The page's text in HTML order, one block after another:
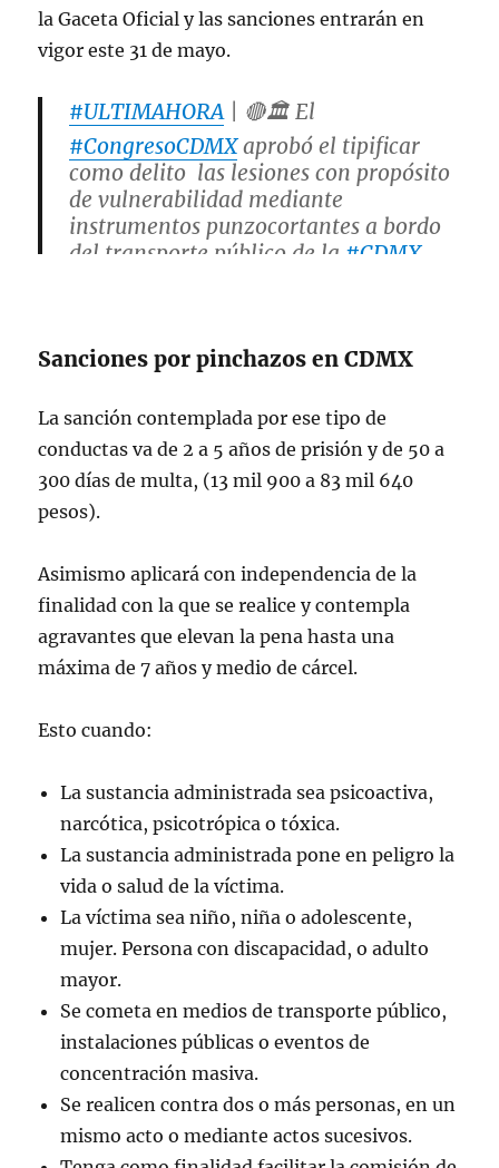
la Gaceta Oficial y las sanciones entrarán en
vigor este 31 de mayo.
#ULTIMAHORA| 🔴🏛️ El
#CongresoCDMXaprobó el tipificar
como delito las lesiones con propósito
de vulnerabilidad mediante
instrumentos punzocortantes a bordo
del transporte público de la #CDMX.
(@Congreso_CdMex)May 29, 2025
Sanciones por pinchazos en CDMX
La sanción contemplada por ese tipo de
conductas va de 2 a 5 años de prisión y de 50 a
300 días de multa, (13 mil 900 a 83 mil 640
pesos).
Asimismo aplicará con independencia de la
finalidad con la que se realice y contempla
agravantes que elevan la pena hasta una
máxima de 7 años y medio de cárcel.
Esto cuando:
La sustancia administrada sea psicoactiva,
narcótica, psicotrópica o tóxica.
La sustancia administrada pone en peligro la
vida o salud de la víctima.
La víctima sea niño, niña o adolescente,
mujer. Persona con discapacidad, o adulto
mayor.
Se cometa en medios de transporte público,
instalaciones públicas o eventos de
concentración masiva.
Se realicen contra dos o más personas, en un
mismo acto o mediante actos sucesivos.